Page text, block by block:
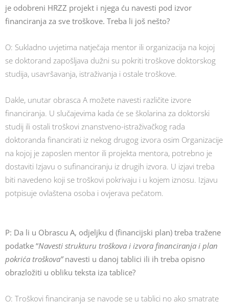
je odobreni HRZZ projekt i njega ću navesti pod izvor
financiranja za sve troškove. Treba li još nešto?
O: Sukladno uvjetima natječaja mentor ili organizacija na kojoj
se doktorand zapošljava dužni su pokriti troškove doktorskog
studija, usavršavanja, istraživanja i ostale troškove.
Dakle, unutar obrasca A možete navesti različite izvore
financiranja. U slučajevima kada će se školarina za doktorski
studij ili ostali troškovi znanstveno-istraživačkog rada
doktoranda financirati iz nekog drugog izvora osim Organizacije
na kojoj je zaposlen mentor ili projekta mentora, potrebno je
dostaviti Izjavu o sufinanciranju iz drugih izvora. U izjavi treba
biti navedeno koji se troškovi pokrivaju i u kojem iznosu. Izjavu
potpisuje ovlaštena osoba i ovjerava pečatom.
P: Da li u Obrascu A, odjeljku d (financijski plan) treba tražene
podatke “Navesti strukturu troškova i izvora financiranja i plan
pokrića troškova”navesti u danoj tablici ili ih treba opisno
obrazložiti u obliku teksta iza tablice?
O: Troškovi financiranja se navode se u tablici no ako smatrate